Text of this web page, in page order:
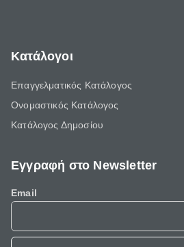
Κατάλογοι
Επαγγελματικός Κατάλογος
Ονομαστικός Κατάλογος
Κατάλογος Δημοσίου
Εγγραφή στο Newsletter
Email